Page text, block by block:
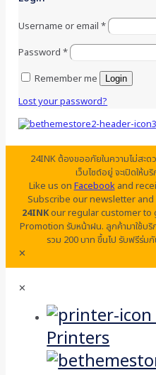
Username or email*
Password*
Remember me
Login
Lost your password?
24INK ต้องขออภัยในความไม่สะ
เว็บไซต์อยู่ จะเปิดให้บ
Like us onFacebookand
Subscribe our newsletter
24INKour regular customer to
Promotion รับหน้าฝน. ลูกค้ามาใช้บริ
รวม 200 บาท ขึ้นไป รับฟรีร่
✕
✕
Printers